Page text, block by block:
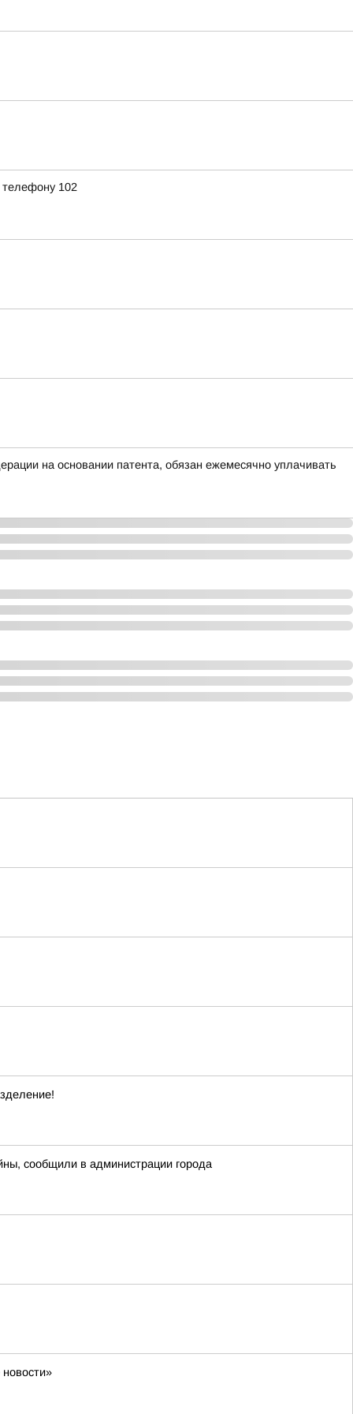
102
на основании патента, обязан ежемесячно уплачивать
сообщили в администрации города